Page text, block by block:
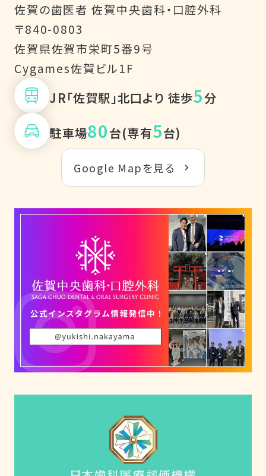
佐賀の歯医者 佐賀中央歯科・口腔外科
〒840-0803
佐賀県佐賀市栄町5番9号
Cygames佐賀ビル1F
JR「佐賀駅」北口より 徒歩5分
駐車場80台(専有5台)
Google Mapを見る